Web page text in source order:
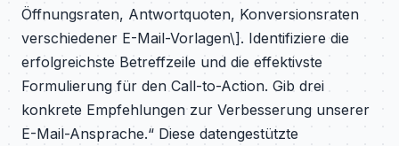
Öffnungsraten, Antwortquoten, Konversionsraten
verschiedener E-Mail-Vorlagen\]. Identifiziere die
erfolgreichste Betreffzeile und die effektivste
Formulierung für den Call-to-Action. Gib drei
konkrete Empfehlungen zur Verbesserung unserer
E-Mail-Ansprache.“ Diese datengestützte